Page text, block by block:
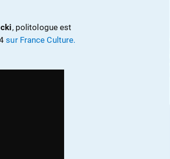
, politologue est
sur France Culture.